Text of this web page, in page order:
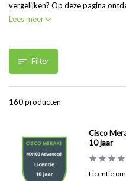
vergelijken? Op deze pagina
Lees meer
Filter
160 producten
Cisco
10 jaar
Licentie